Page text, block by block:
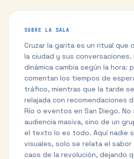
SOBRE LA SALA
Cruzar la garita es un ritual que
la ciudad y sus conversaciones.
dinámica cambia según la hora:
comentan los tiempos de
tráfico, mientras que la tarde
relajada con recomendaciones
Río o eventos en San Diego.
audiencia masiva, sino de un
el texto lo es todo. Aquí nadie
visuales, solo se relata el sabor
caos de la revolución, dejando